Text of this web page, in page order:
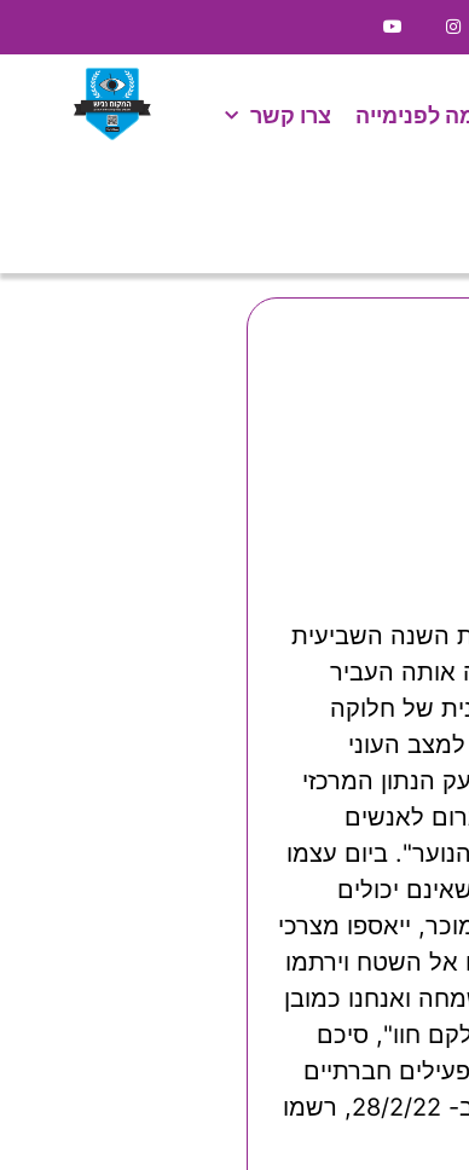
לפנימייה צרו קשר
השנה השביעית
אותה העביר
של חלוקה
את המודעות למצב העוני
הנתון המרכזי
לאנשים
ביום עצמו
עם אלו שאינם יכולים
ייאספו מצרכי
אל השטח וירתמו
ואנחנו כמובן
חוו", סיכם
חברתיים
ונציגי המועצה במטרה לאפשר לתלמידים בכפר להיחשף לנתונים ולפעילות החברתית החשובה. "יום ללא רעב" ב- 28/2/22, רשמו